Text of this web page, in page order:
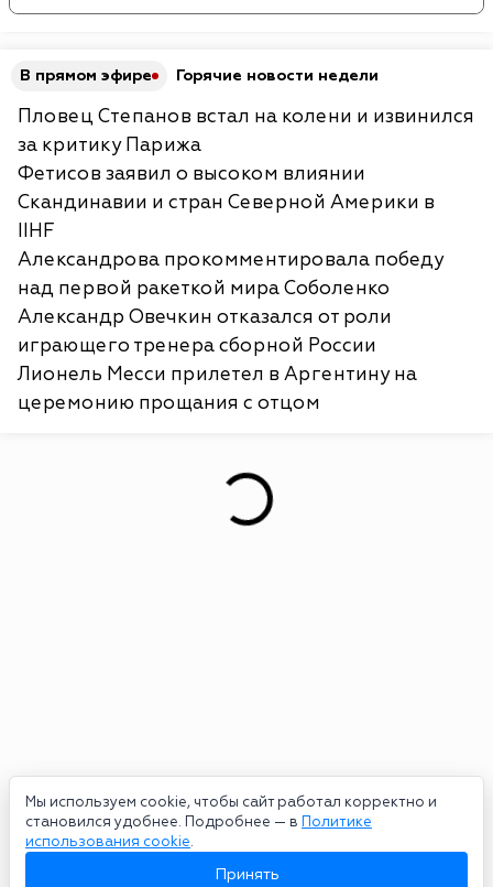
Мы используем cookie, чтобы сайт работал корректно и
становился удобнее. Подробнее — в Политике
использования cookie.
Принять
В прямом эфире Горячие новости недели
Пловец Степанов встал на колени и извинился
за критику Парижа
Фетисов заявил о высоком влиянии
Скандинавии и стран Северной Америки в
IIHF
Александрова прокомментировала победу
над первой ракеткой мира Соболенко
Александр Овечкин отказался от роли
играющего тренера сборной России
Лионель Месси прилетел в Аргентину на
церемонию прощания с отцом